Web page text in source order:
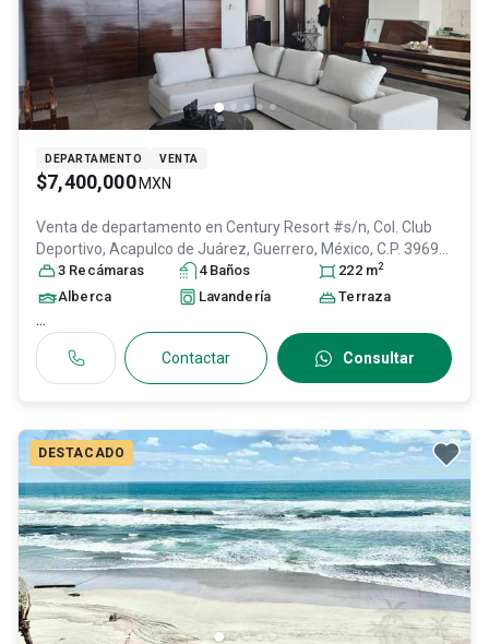
DEPARTAMENTO VENTA
$7,400,000 MXN
Venta de departamento en Century Resort #s/n, Col. Club
Deportivo, Acapulco de Juárez, Guerrero, México, C.P. 39690
ID:29057843
3 Recámaras 4 Baños 222 m2
Alberca Lavandería Terraza
...
Contactar Consultar
DESTACADO